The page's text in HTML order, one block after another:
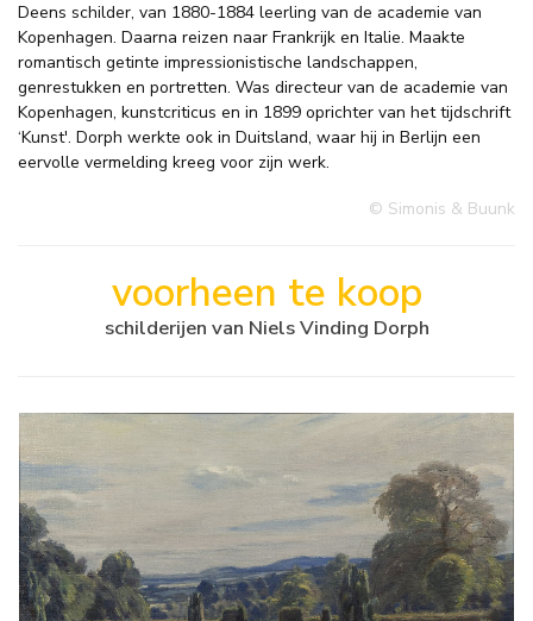
Deens schilder, van 1880-1884 leerling van de academie van
Kopenhagen. Daarna reizen naar Frankrijk en Italie. Maakte
romantisch getinte impressionistische landschappen,
genrestukken en portretten. Was directeur van de academie van
Kopenhagen, kunstcriticus en in 1899 oprichter van het tijdschrift
‘Kunst'. Dorph werkte ook in Duitsland, waar hij in Berlijn een
eervolle vermelding kreeg voor zijn werk.
© Simonis & Buunk
voorheen te koop
schilderijen van Niels Vinding Dorph